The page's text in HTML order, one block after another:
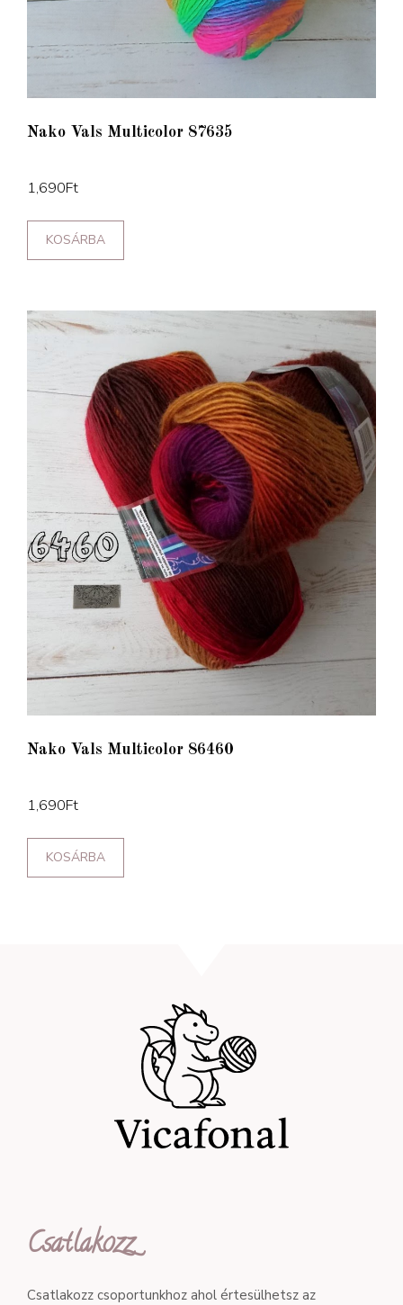
Nako Vals Multicolor 87635
1,690Ft
KOSÁRBA
Nako Vals Multicolor 86460
1,690Ft
KOSÁRBA
Csatlakozz
Csatlakozz csoportunkhoz ahol értesülhetsz az